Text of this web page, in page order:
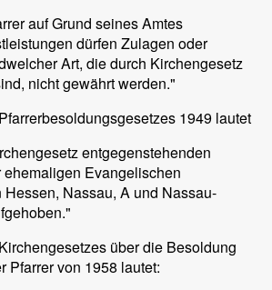
auf Grund seines Amtes
dürfen Zulagen oder
Art, die durch Kirchengesetz
nicht gewährt werden."
1949 lautet
entgegenstehenden
Evangelischen
Nassau, A und Nassau-
über die Besoldung
Pfarrer von 1958 lautet: